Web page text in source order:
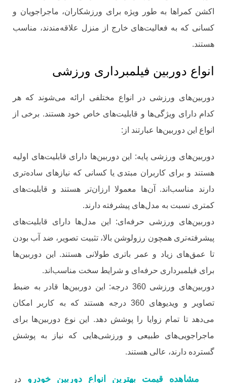
اکشن کمراها به طور ویژه برای ورزشکاران، ماجراجویان و
کسانی که به فعالیت‌های خارج از منزل علاقه‌مندند، مناسب
هستند.
انواع دوربین فیلمبرداری ورزشی
دوربین‌های ورزشی در انواع مختلفی ارائه می‌شوند که هر
کدام دارای ویژگی‌ها و قابلیت‌های خاص خود هستند. برخی از
انواع این دوربین‌ها عبارتند از:
دوربین‌های ورزشی پایه: این دوربین‌ها دارای قابلیت‌های اولیه
هستند و برای کاربران مبتدی یا کسانی که نیازهای ساده‌تری
دارند مناسب‌اند. آن‌ها معمولا ارزان‌تر هستند و قابلیت‌های
کمتری نسبت به مدل‌های پیشرفته دارند.
دوربین‌های ورزشی حرفه‌ای: این مدل‌ها دارای قابلیت‌های
پیشرفته‌تری همچون رزولوشن بالا، تثبیت تصویر، ضد آب بودن
تا عمق‌های زیاد و عمر باتری طولانی هستند. این دوربین‌ها
برای فیلمبرداری حرفه‌ای و شرایط سخت مناسب‌اند.
دوربین‌های ورزشی 360 درجه: این دوربین‌ها قادر به ضبط
تصاویر و ویدیوهای 360 درجه هستند که به کاربر امکان
می‌دهد تا تمام زوایا را پوشش دهد. این نوع دوربین‌ها برای
ماجراجویی‌های طبیعی و ورزشی‌هایی که نیاز به پوشش
گسترده دارند، عالی هستند.
مشاهده قیمت بهترین انواع دوربین خودرو در